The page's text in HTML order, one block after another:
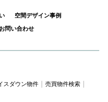
空間デザイン事例
お問い合わせ
スダウン物件
売買物件検索